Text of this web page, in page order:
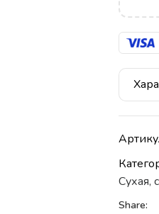
Сухая,
Share: